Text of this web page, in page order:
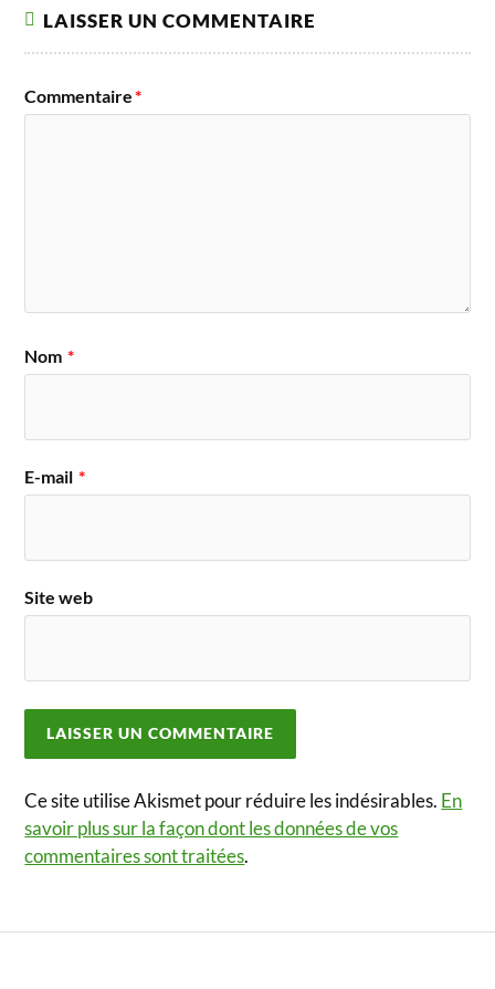
LAISSER UN COMMENTAIRE
Commentaire*
Nom *
E-mail *
Site web
Ce site utilise Akismet pour réduire les indésirables. En
savoir plus sur la façon dont les données de vos
commentaires sont traitées.